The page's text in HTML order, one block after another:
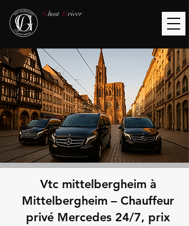
Ghost Driver
Vtc mittelbergheim à
Mittelbergheim – Chauffeur
privé Mercedes 24/7, prix